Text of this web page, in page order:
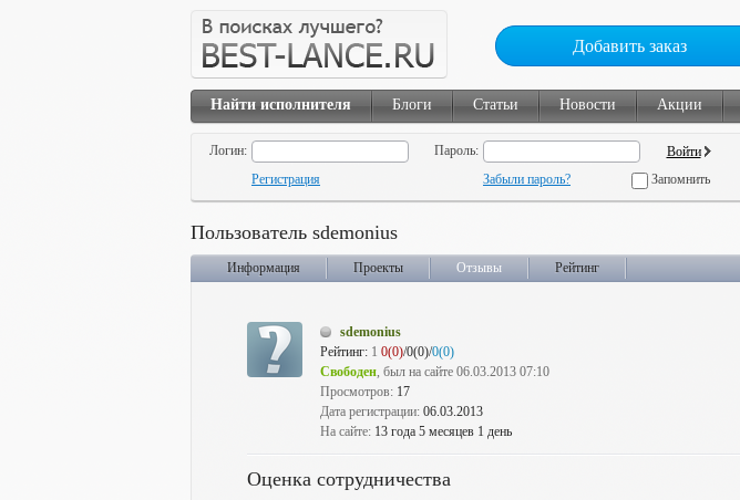
Добавить заказ
Найти исполнителя Блоги Статьи Новости Акции
Логин:
Пароль:
Регистрация
Забыли пароль? Запомнить
Пользователь sdemonius
Информация Проекты Отзывы Рейтинг
sdemonius
Рейтинг: 1 0(0)/0(0)/0(0)
Свободен, был на сайте 06.03.2013 07:10
Просмотров: 17
Дата регистрации: 06.03.2013
На сайте: 13 года 5 месяцев 1 день
Оценка сотрудничества